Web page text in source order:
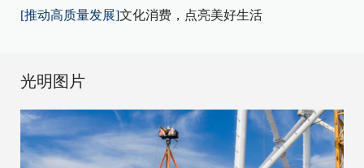
[推动高质量发展]文化消费，点亮美好生活
光明图片